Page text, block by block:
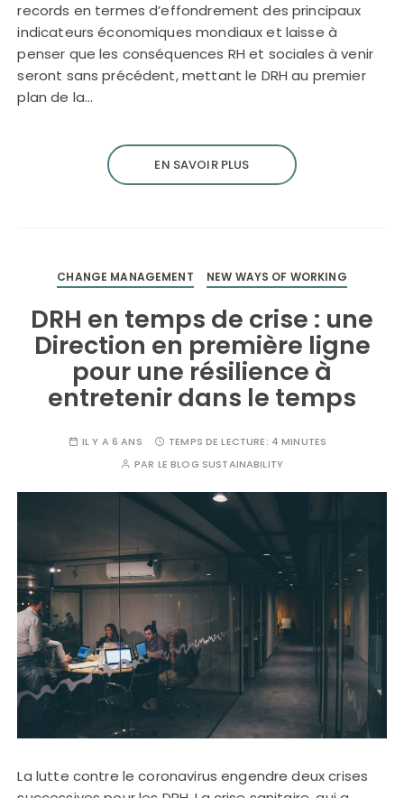
records en termes d’effondrement des principaux
indicateurs économiques mondiaux et laisse à
penser que les conséquences RH et sociales à venir
seront sans précédent, mettant le DRH au premier
plan de la…
EN SAVOIR PLUS
CHANGE MANAGEMENT NEW WAYS OF WORKING
DRH en temps de crise : une
Direction en première ligne
pour une résilience à
entretenir dans le temps
IL Y A 6 ANS TEMPS DE LECTURE: 4 MINUTES
PAR LE BLOG SUSTAINABILITY
La lutte contre le coronavirus engendre deux crises